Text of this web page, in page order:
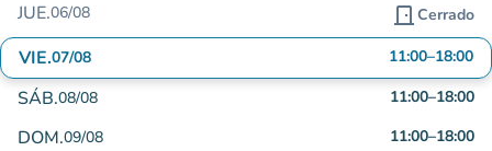
JUE.06/08 door_front Cerrado
VIE.07/08 11:00–18:00
SÁB.08/08 11:00–18:00
DOM.09/08 11:00–18:00